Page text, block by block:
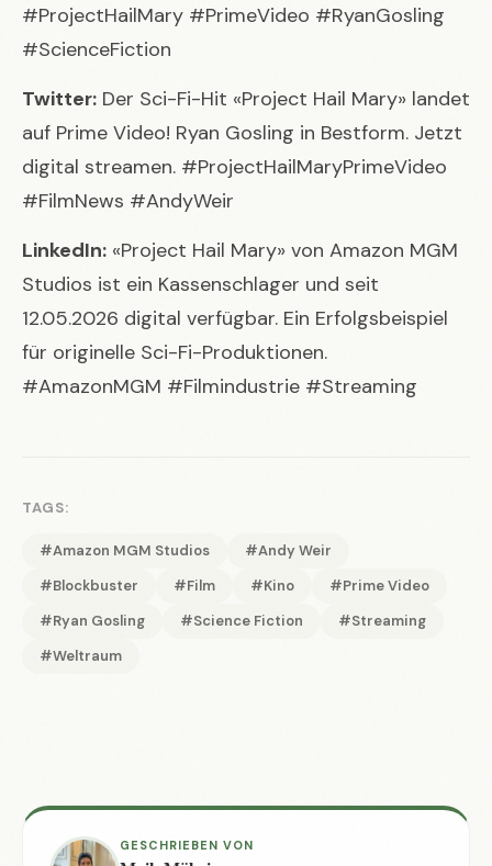
#ProjectHailMary #PrimeVideo #RyanGosling
#ScienceFiction
Twitter: Der Sci-Fi-Hit «Project Hail Mary» landet
auf Prime Video! Ryan Gosling in Bestform. Jetzt
digital streamen. #ProjectHailMaryPrimeVideo
#FilmNews #AndyWeir
LinkedIn: «Project Hail Mary» von Amazon MGM
Studios ist ein Kassenschlager und seit
12.05.2026 digital verfügbar. Ein Erfolgsbeispiel
für originelle Sci-Fi-Produktionen.
#AmazonMGM #Filmindustrie #Streaming
TAGS:
#Amazon MGM Studios
#Andy Weir
#Blockbuster
#Film #Kino
#Prime Video
#Ryan Gosling
#Science Fiction
#Streaming
#Weltraum
GESCHRIEBEN VON